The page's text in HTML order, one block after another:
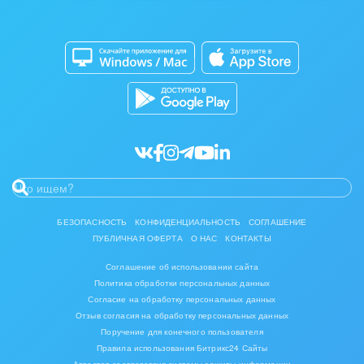
Инвестиционный бизнес
Интерьер, дизайн, декор
Консалтинговые и управленческие услуги
Мебель, лес, деревообработка
Медицина и фармацевтика
Металлургия
Кибербезопасность
Битрикс24 Маркет
Разработчикам приложений
БЕЗОПАСНОСТЬ КОНФИДЕНЦИАЛЬНОСТЬ
СОГЛАШЕНИЕ
ПУБЛИЧНАЯ ОФЕРТА
О НАС КОНТАКТЫ
Соглашение об использовании сайта
Политика обработки персональных данных
Согласие на обработку персональных данных
Отзыв согласия на обработку персональных данных
Поручение для конечного пользователя
Правила использования Битрикс24 Сайты